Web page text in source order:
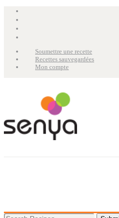
Soumettre une recette
Recettes sauvegardées
Mon compte